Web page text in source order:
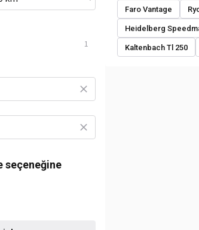
1
seçeneğine
Faro Vantage
Heidelberg
Kaltenbach Tl 250